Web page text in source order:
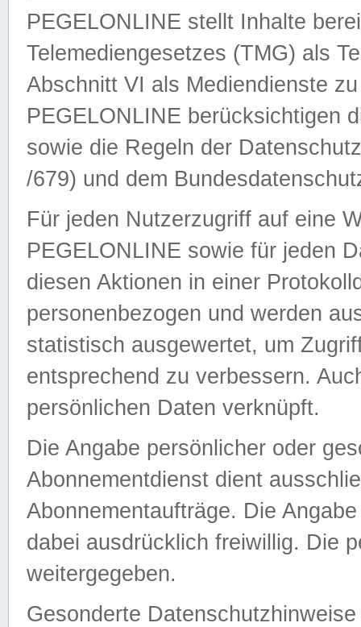
PEGELONLINE stellt Inhalte
Telemediengesetzes (TMG) als
Abschnitt VI als Mediendienste
PEGELONLINE berücksichtigen
sowie die Regeln der
/679) und dem
Für jeden Nutzerzugriff auf eine
PEGELONLINE sowie für jeden
diesen Aktionen in einer
personenbezogen und werden
statistisch ausgewertet, um
entsprechend zu verbessern.
persönlichen Daten verknüpft.
Die Angabe persönlicher oder
Abonnementdienst dient
Abonnementaufträge. Die
dabei ausdrücklich freiwillig. Die
weitergegeben.
Gesonderte